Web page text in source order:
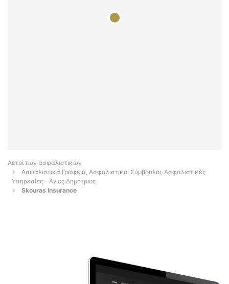
Αετοί των ασφαλιστικών
Ασφαλιστικά Γραφεία, Ασφαλιστικοί Σύμβουλοι, Ασφαλιστικές
Υπηρεσίες - Άγιος Δημήτριος
Skouras Insurance